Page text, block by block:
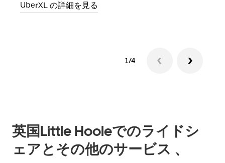
UberXL の詳細を見る
1/4
英国Little Hooleでのライドシ
ェアとその他のサービス 、